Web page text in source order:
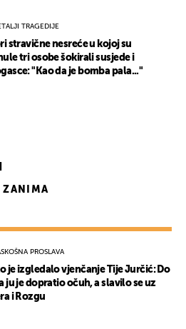
TRAGEDIJE
stravične nesreće u kojoj su
tri osobe šokirali susjede i
"Kao da je bomba pala..."
ZANIMA
PROSLAVA
je izgledalo vjenčanje Tije Jurčić: Do
ju je dopratio očuh, a slavilo se uz
i Rozgu